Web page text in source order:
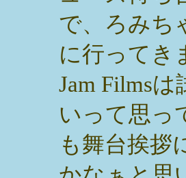
で、ろみち
に行ってき
Jam Films
いって思っ
も舞台挨拶